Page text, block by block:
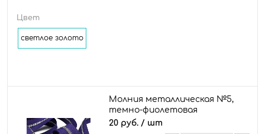
Цвет
светлое золото
Молния металлическая №5,
темно-фиолетовая
20 руб. / шт